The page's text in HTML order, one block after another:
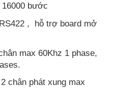
16000 bước
RS422 , hỗ trợ board mở
max 60Khz 1 phase,
2 chân phát xung max